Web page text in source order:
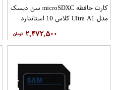
کارت حافظه microSDXC سن دیسک
مدل Ultra A1 کلاس 10 استاندارد
گیگابایت بسته 5 عددی
۲,۴۷۲,۵۰۰